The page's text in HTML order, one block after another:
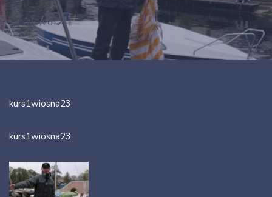
30/12/2012
kurs1wiosna23
kurs1wiosna23